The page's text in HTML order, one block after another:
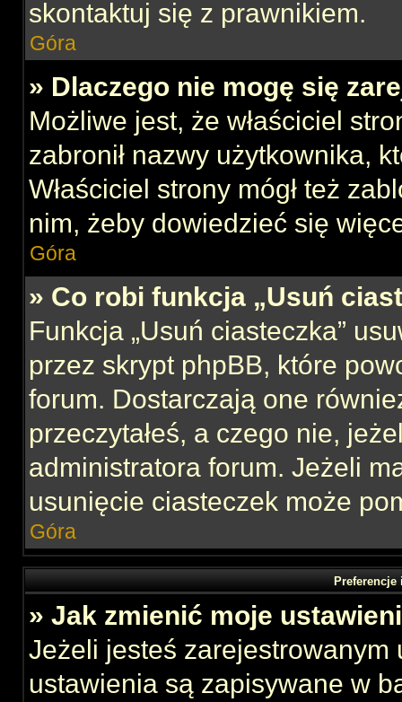
skontaktuj się z prawnikiem.
Góra
» Dlaczego nie mogę się
Możliwe jest, że właściciel
zabronił nazwy użytkownika,
Właściciel strony mógł też
nim, żeby dowiedzieć się
Góra
» Co robi funkcja „Usuń
Funkcja „Usuń ciasteczka”
przez skrypt phpBB, które
forum. Dostarczają one
przeczytałeś, a czego nie,
administratora forum. Jeżeli
usunięcie ciasteczek może
Góra
» Jak zmienić moje
Jeżeli jesteś zarejestrowanym
ustawienia są zapisywane w